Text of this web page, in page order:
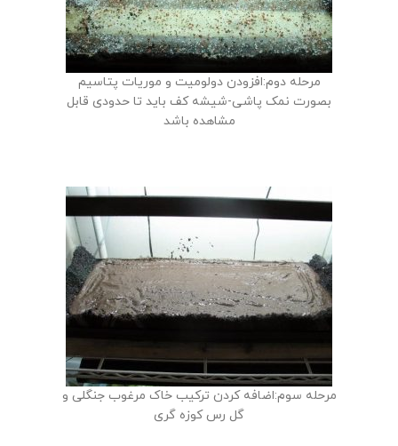
مرحله دوم:افزودن دولومیت و موریات پتاسیم
بصورت نمک پاشی-شیشه کف باید تا حدودی قابل
مشاهده باشد
مرحله سوم:اضافه کردن ترکیب خاک مرغوب جنگلی و
گل رس کوزه گری